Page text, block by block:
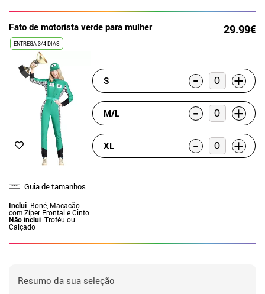
Fato de motorista verde para mulher 29.99€
ENTREGA 3/4 DIAS
Guia de tamanhos
Inclui: Boné, Macacão
com Zíper Frontal e Cinto
Não inclui: Troféu ou
Calçado
S - +
M/L - +
XL - +
Resumo da sua seleção